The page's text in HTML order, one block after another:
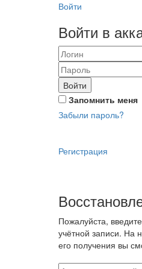
Войти
Войти в
Войти
Запомнить меня
Забыли пароль?
Регистрация
Пожалуйста,
учётной записи. На
его получения вы